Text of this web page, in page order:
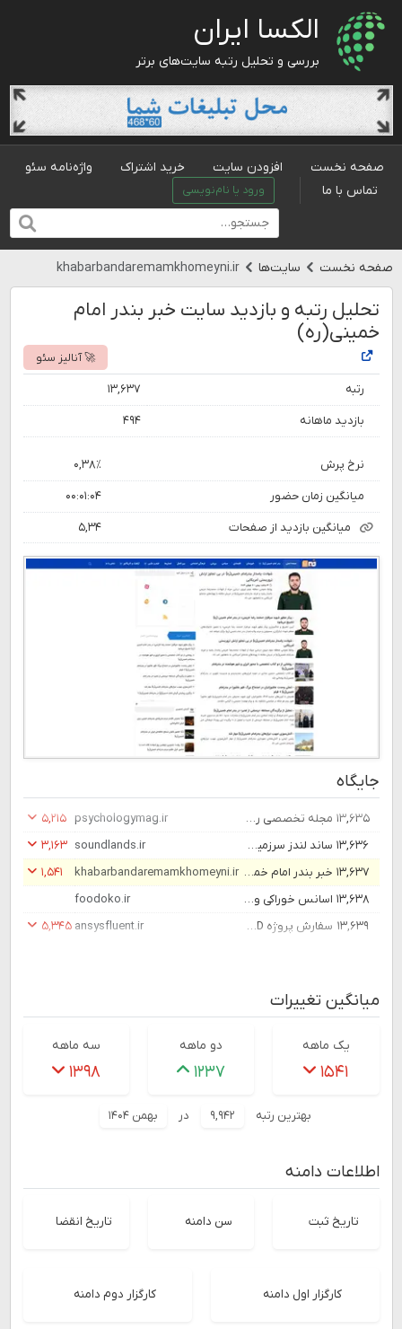
الکسا ایران
بررسی و تحلیل رتبه سایت‌های برتر
صفحه نخست افزودن سایت خرید اشتراک
واژه‌نامه سئو
تماس با ما
ورود یا نام‌نویسی
صفحه نخست سایت‌ها khabarbandaremamkhomeyni.ir
تحلیل رتبه و بازدید سایت خبر بندر امام
خمینی(ره)
🚀 آنالیز سئو
رتبه ۱۳,۶۳۷
بازدید ماهانه ۴۹۴
نرخ پرش ۰,۳۸٪
میانگین زمان حضور ۰۰:۰۱:۰۴
میانگین بازدید از صفحات ۵,۳۴
جایگاه
۱۳,۶۳۵ مجله تخصصی روانشناسی ایرانیان psychologymag.ir ۵,۲۱۵
۱۳,۶۳۶
ساند لندز سرزمین افکت صدا و موسیقی برای هر پروژه ای soundlands.ir ۳,۱۶۳
۱۳,۶۳۷
خبر بندر امام خمینی(ره) khabarbandaremamkhomeyni.ir
۱,۵۴۱
۱۳,۶۳۸
اسانس خوراکی و رنگ خوراکی ومواد نگهدارندها
foodoko.ir
۱۳,۶۳۹
سفارش پروژه CFD | انسیس فلوئنت | مشاوره و انجام پروژه CFD ansysfluent.ir ۵,۳۴۵
میانگین تغییرات
یک ماهه
۱۵۴۱
دو ماهه
۱۲۳۷
سه ماهه
۱۳۹۸
بهترین رتبه ۹,۹۴۲ در بهمن ۱۴۰۴
اطلاعات دامنه
تاریخ ثبت سن دامنه تاریخ انقضا
کارگزار اول دامنه کارگزار دوم دامنه